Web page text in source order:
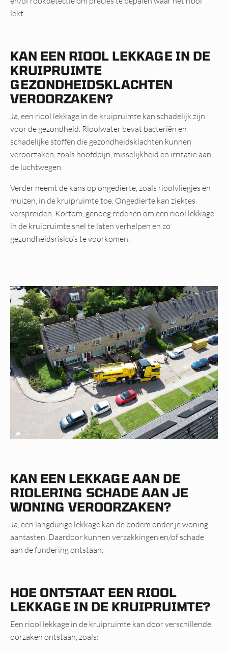
lekt.
KAN EEN RIOOL LEKKAGE IN DE
KRUIPRUIMTE
GEZONDHEIDSKLACHTEN
VEROORZAKEN?
Ja, een riool lekkage in de kruipruimte kan schadelijk zijn
voor de gezondheid. Rioolwater bevat bacteriën en
schadelijke stoffen die gezondheidsklachten kunnen
veroorzaken, zoals hoofdpijn, misselijkheid en irritatie aan
de luchtwegen.
Verder neemt de kans op ongedierte, zoals rioolvliegjes en
muizen, in de kruipruimte toe. Ongedierte kan ziektes
verspreiden. Kortom, genoeg redenen om een riool lekkage
in de kruipruimte snel te laten verhelpen en zo
gezondheidsrisico’s te voorkomen.
KAN EEN LEKKAGE AAN DE
RIOLERING SCHADE AAN JE
WONING VEROORZAKEN?
Ja, een langdurige lekkage kan de bodem onder je woning
aantasten. Daardoor kunnen verzakkingen en/of schade
aan de fundering ontstaan.
HOE ONTSTAAT EEN RIOOL
LEKKAGE IN DE KRUIPRUIMTE?
Een riool lekkage in de kruipruimte kan door verschillende
oorzaken ontstaan, zoals: